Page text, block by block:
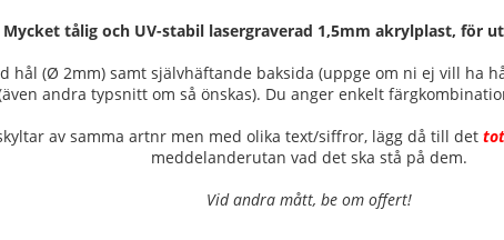
Mycket tålig och UV-stabil lasergraverad 1,5mm akrylplast, för
hål (Ø 2mm) samt självhäftande baksida (uppge om ni ej vill ha
andra typsnitt om så önskas). Du anger enkelt
av samma artnr men med olika text/siffror, lägg då till det
meddelanderutan vad det ska stå på dem.
Vid andra mått, be om offert!